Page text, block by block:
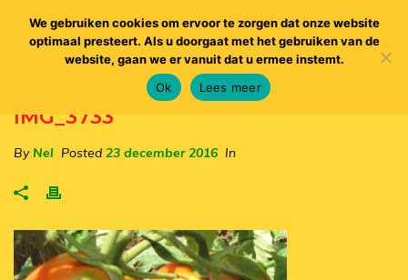
IMG_3733
ByNel Posted 23 december 2016 In
We gebruiken cookies om ervoor te zorgen dat onze website
optimaal presteert. Als u doorgaat met het gebruiken van de
website, gaan we er vanuit dat u ermee instemt.
Ok
Lees meer